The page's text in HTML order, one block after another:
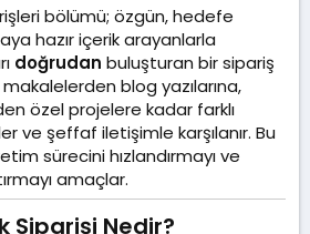
e
bölümü; özgün, hedefe
hazır içerik arayanlarla
doğrudan buluşturan bir sipariş
blog yazılarına,
özel projelere kadar farklı
ve şeffaf iletişimle karşılanır. Bu
sürecini hızlandırmayı ve
amaçlar.
Siparişi Nedir?​